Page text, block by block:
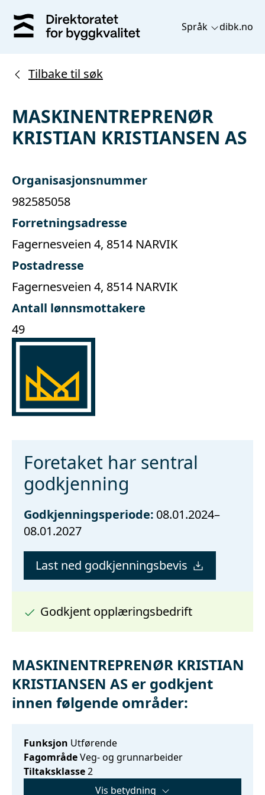
Språk dibk.no
Tilbake til søk
MASKINENTREPRENØR
KRISTIAN KRISTIANSEN AS
Organisasjonsnummer
982585058
Forretningsadresse
Fagernesveien 4, 8514 NARVIK
Postadresse
Fagernesveien 4, 8514 NARVIK
Antall lønnsmottakere
49
Foretaket har sentral
godkjenning
Godkjenningsperiode: 08.01.2024–
08.01.2027
Last ned godkjenningsbevis
Godkjent opplæringsbedrift
MASKINENTREPRENØR KRISTIAN
KRISTIANSEN AS er godkjent
innen følgende områder:
Funksjon Utførende
FagområdeVeg- og grunnarbeider
Tiltaksklasse2
Vis betydning